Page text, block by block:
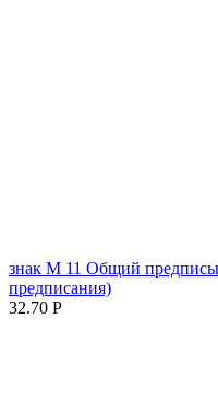
знак М 11 Общий
предписания)
32.70 Р